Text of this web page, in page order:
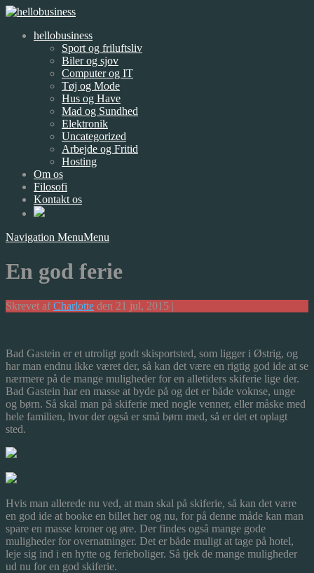
hellobusiness
Sport og friluftsliv
Biler og sjov
Computer og IT
Tøj og Mode
Hus og Have
Mad og Sundhed
Elektronik
Uncategorized
Arbejde og Fritid
Hosting
Om os
Filosofi
Kontakt os
Navigation MenuMenu
En god ferie
Skrevet af Charlotte den 21 jul, 2015 |
Bad Gastein er et utroligt godt skisportsted, som ligger i Østrig, og
har man endnu ikke været der, så kan det være en rigtig god ide at se
nærmere på de mange muligheder for en alletiders skiferie lige der.
Bad Gastein har en masse at byde på og det er både voknse, unge
og børn. Så skal man på skiferie med nogle venner, eller måske med
hele familien, hvor der også er små børn med, så er det et oplagt
sted.
Hvis man allerede nu ved, at man skal på skiferie, så kan det være
en god ide at booke en billet her og nu, for på denne måde kan man
spare en masse kroner og øre. Der findes også mange gode
muligheder for overnatninger. Det er både muligt at tage på hotel,
leje sig ind i en hytte og ferieboliger. Så tjek de mange muligheder
ud nu for en god skiferie.